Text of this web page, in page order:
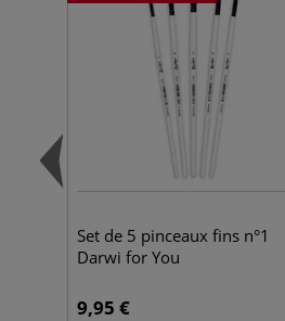
Set de 5 pinceaux fins n°1
Darwi for You
9,95 €